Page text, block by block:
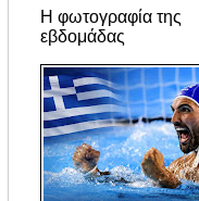
Η φωτογραφία της
εβδομάδας